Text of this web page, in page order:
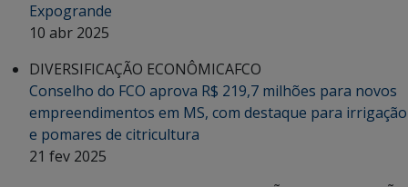
Expogrande
10 abr 2025
DIVERSIFICAÇÃO ECONÔMICAFCO
Conselho do FCO aprova R$ 219,7 milhões para novos
empreendimentos em MS, com destaque para irrigação
e pomares de citricultura
21 fev 2025